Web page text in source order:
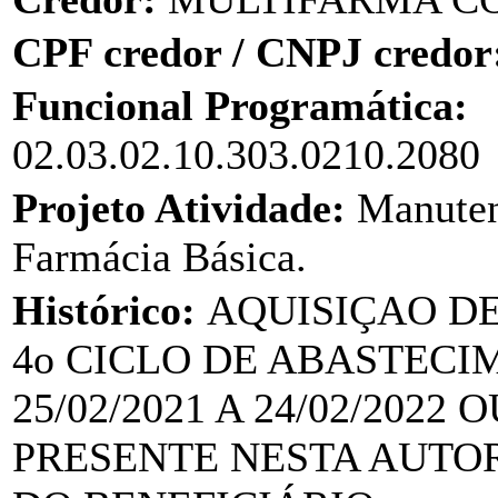
CPF credor / CNPJ
Funcional Programática:
02.03.02.10.303.0210.2080
Projeto Atividade:
Farmácia Básica.
Histórico: AQUISIÇAO
4o CICLO DE
25/02/2021 A 24/02/2022
PRESENTE NESTA